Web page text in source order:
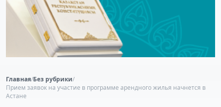
Главная/Без рубрики/
Прием заявок на участие в программе арендного жилья начнется в
Астане